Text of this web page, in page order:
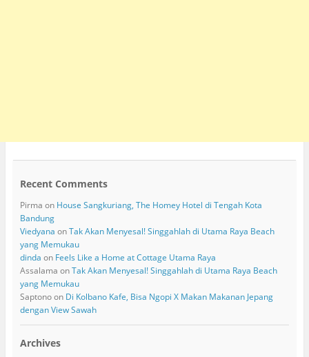
Recent Comments
Pirma on House Sangkuriang, The Homey Hotel di Tengah Kota
Bandung
Viedyana onTak Akan Menyesal! Singgahlah di Utama Raya Beach
yang Memukau
dinda on Feels Like a Home at Cottage Utama Raya
Assalama onTak Akan Menyesal! Singgahlah di Utama Raya Beach
yang Memukau
Saptonoon Di Kolbano Kafe, Bisa Ngopi X Makan Makanan Jepang
dengan View Sawah
Archives